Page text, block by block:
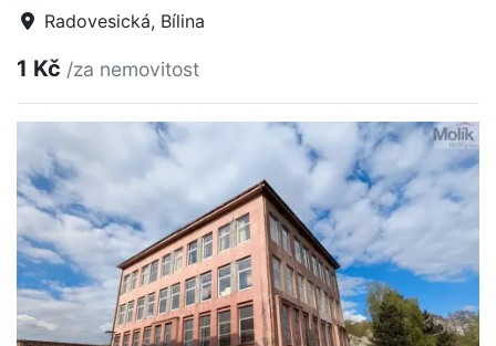
Radovesická, Bílina
1 Kč /za nemovitost